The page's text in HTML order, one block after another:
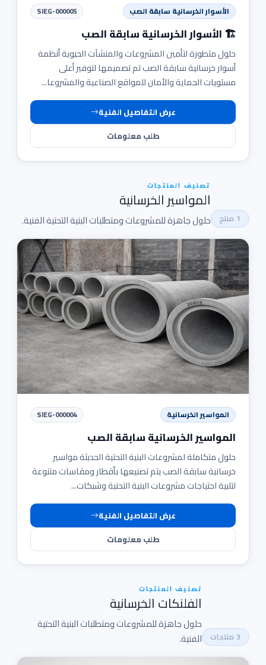
الأسوار الخرسانية سابقة الصب SIEG-000005
🏗️ الأسوار الخرسانية سابقة الصب
حلول متطورة لتأمين المشروعات والمنشآت الحيوية أنظمة
أسوار خرسانية سابقة الصب تم تصميمها لتوفير أعلى
مستويات الحماية والأمان للمواقع الصناعية والمشروعا...
عرض التفاصيل الفنية
طلب معلومات
تصنيف المنتجات
المواسير الخرسانية
حلول جاهزة للمشروعات ومتطلبات البنية التحتية الفنية. 1 منتج
المواسير الخرسانية SIEG-000004
المواسير الخرسانية سابقة الصب
حلول متكاملة لمشروعات البنية التحتية الحديثة مواسير
خرسانية سابقة الصب يتم تصنيعها بأقطار ومقاسات متنوعة
لتلبية احتياجات مشروعات البنية التحتية وشبكات...
عرض التفاصيل الفنية
طلب معلومات
تصنيف المنتجات
الفلنكات الخرسانية
حلول جاهزة للمشروعات ومتطلبات البنية التحتية
الفنية.
3 منتجات